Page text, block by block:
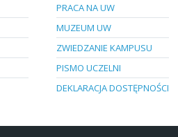
PRACA NA UW
MUZEUM UW
ZWIEDZANIE KAMPUSU
PISMO UCZELNI
DEKLARACJA DOSTĘPNOŚCI